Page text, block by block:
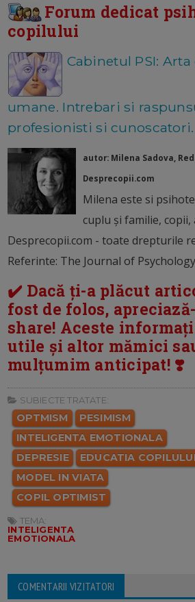
Forum dedicat
copilului
Cabinetul PSI:
umane. Intrebari si
profesionisti si cunoscatori.
autor: Milena Sadova,
Desprecopii.com
Milena este si
cuplu și familie, copii,
Desprecopii.com - toate drepturile
Referinte: The Journal of Psychology
✔️ Dacă ți-a plăcut
fost de folos,
share! Aceste
utile și altor mămici
mulțumim anticipat! ❣️
SUBIECTE TRATATE:
OPTMISM
PESIMISM
INTELIGENTA EMOTIONALA
DEPRESIE
EDUCATIA
MODEL IN VIATA
COPIL OPTIMIST
TEMA:
INTELIGENTA
EMOTIONALA
COMENTARII VIZITATORI